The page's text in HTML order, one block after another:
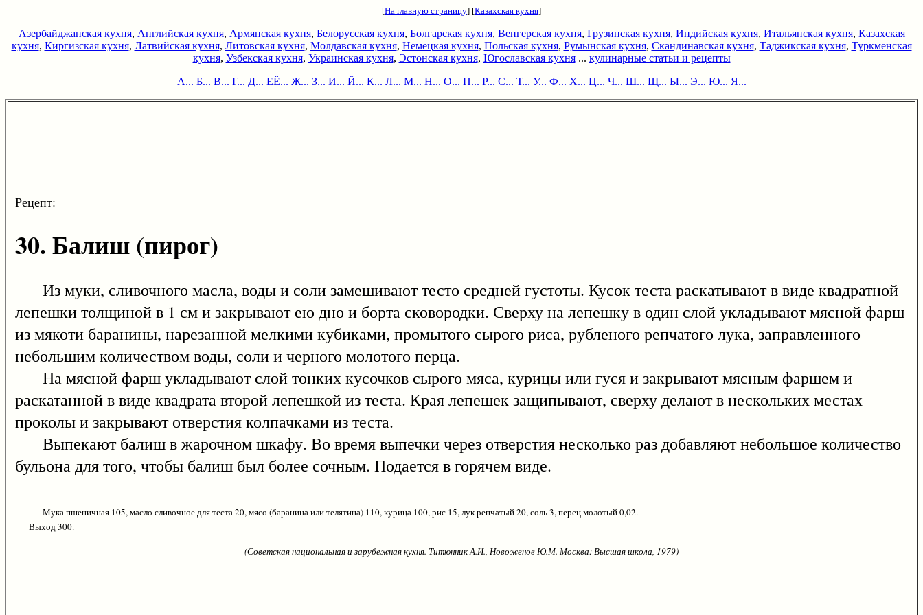
[На главную страницу] [Казахская кухня]
Азербайджанская кухня, Английская кухня, Армянская кухня, Белорусская кухня, Болгарская кухня, Венгерская кухня, Грузинская кухня, Индийская кухня, Итальянская кухня, Казахская
кухня, Киргизская кухня, Латвийская кухня, Литовская кухня, Молдавская кухня, Немецкая кухня, Польская кухня, Румынская кухня, Скандинавская кухня, Таджикская кухня, Туркменская
кухня, Узбекская кухня, Украинская кухня, Эстонская кухня, Югославская кухня... кулинарные статьи и рецепты
А... Б... В... Г... Д... ЕЁ... Ж... З... И... Й... К... Л... М... Н... О... П... Р... С... Т... У... Ф... Х... Ц... Ч... Ш... Щ... Ы... Э... Ю... Я...
Рецепт:
30. Балиш (пирог)
Из муки, сливочного масла, воды и соли замешивают тесто средней густоты. Кусок теста раскатывают в виде квадратной
лепешки толщиной в 1 см и закрывают ею дно и борта сковородки. Сверху на лепешку в один слой укладывают мясной фарш
из мякоти баранины, нарезанной мелкими кубиками, промытого сырого риса, рубленого репчатого лука, заправленного
небольшим количеством воды, соли и черного молотого перца.
На мясной фарш укладывают слой тонких кусочков сырого мяса, курицы или гуся и закрывают мясным фаршем и
раскатанной в виде квадрата второй лепешкой из теста. Края лепешек защипывают, сверху делают в нескольких местах
проколы и закрывают отверстия колпачками из теста.
Выпекают балиш в жарочном шкафу. Во время выпечки через отверстия несколько раз добавляют небольшое количество
бульона для того, чтобы балиш был более сочным. Подается в горячем виде.
Мука пшеничная 105, масло сливочное для теста 20, мясо (баранина или телятина) 110, курица 100, рис 15, лук репчатый 20, соль 3, перец молотый 0,02.
Выход 300.
(Советская национальная и зарубежная кухня. Титюнник А.И., Новоженов Ю.М. Москва: Высшая школа, 1979)